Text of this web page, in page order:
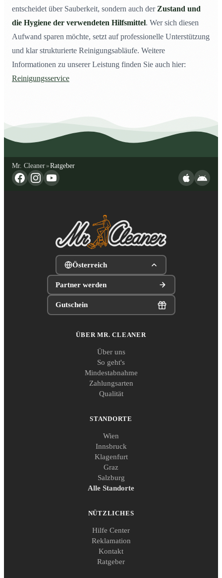
entscheidet über Sauberkeit, sondern auch der Zustand und
die Hygiene der verwendeten Hilfsmittel. Wer sich diesen
Aufwand sparen möchte, setzt auf professionelle Unterstützung
und klar strukturierte Reinigungsabläufe. Weitere
Informationen zu unserer Leistung finden Sie auch hier:
Reinigungsservice
Mr. Cleaner»Ratgeber
Österreich
Partner werden
Gutschein
ÜBER MR. CLEANER
Über uns
So geht's
Mindestabnahme
Zahlungsarten
Qualität
STANDORTE
Wien
Innsbruck
Klagenfurt
Graz
Salzburg
Alle Standorte
NÜTZLICHES
Hilfe Center
Reklamation
Kontakt
Ratgeber